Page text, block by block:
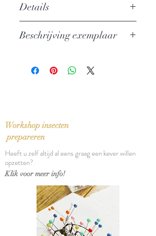
Details
Uitgever: De Arbeiderspers
Bindwijze: Paperback
Beschrijving exemplaar
leeslijn in rug
Workshop insecten
prepareren
Heeft u zelf altijd al eens graag een kever willen
opzetten?
Klik voor meer info!